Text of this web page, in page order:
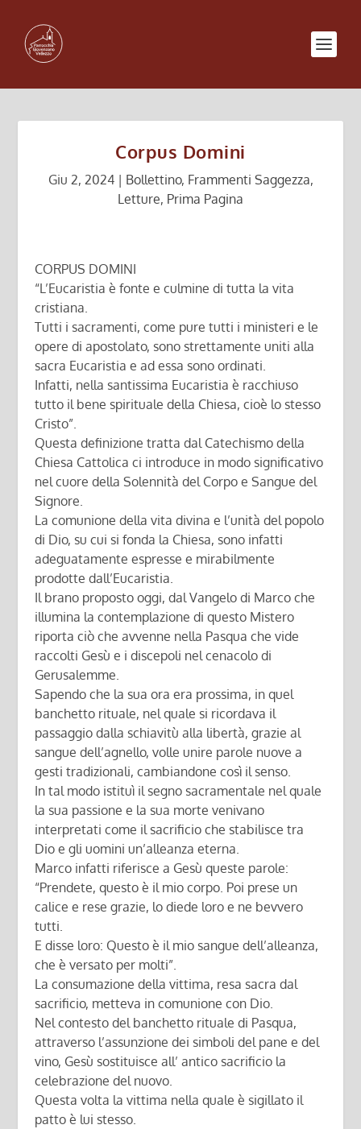
Corpus Domini
Giu 2, 2024| Bollettino, Frammenti Saggezza,
Letture, Prima Pagina
CORPUS DOMINI
“L’Eucaristia è fonte e culmine di tutta la vita
cristiana.
Tutti i sacramenti, come pure tutti i ministeri e le
opere di apostolato, sono strettamente uniti alla
sacra Eucaristia e ad essa sono ordinati.
Infatti, nella santissima Eucaristia è racchiuso
tutto il bene spirituale della Chiesa, cioè lo stesso
Cristo”.
Questa definizione tratta dal Catechismo della
Chiesa Cattolica ci introduce in modo significativo
nel cuore della Solennità del Corpo e Sangue del
Signore.
La comunione della vita divina e l’unità del popolo
di Dio, su cui si fonda la Chiesa, sono infatti
adeguatamente espresse e mirabilmente
prodotte dall’Eucaristia.
Il brano proposto oggi, dal Vangelo di Marco che
illumina la contemplazione di questo Mistero
riporta ciò che avvenne nella Pasqua che vide
raccolti Gesù e i discepoli nel cenacolo di
Gerusalemme.
Sapendo che la sua ora era prossima, in quel
banchetto rituale, nel quale si ricordava il
passaggio dalla schiavitù alla libertà, grazie al
sangue dell’agnello, volle unire parole nuove a
gesti tradizionali, cambiandone così il senso.
In tal modo istituì il segno sacramentale nel quale
la sua passione e la sua morte venivano
interpretati come il sacrificio che stabilisce tra
Dio e gli uomini un’alleanza eterna.
Marco infatti riferisce a Gesù queste parole:
“Prendete, questo è il mio corpo. Poi prese un
calice e rese grazie, lo diede loro e ne bevvero
tutti.
E disse loro: Questo è il mio sangue dell’alleanza,
che è versato per molti”.
La consumazione della vittima, resa sacra dal
sacrificio, metteva in comunione con Dio.
Nel contesto del banchetto rituale di Pasqua,
attraverso l’assunzione dei simboli del pane e del
vino, Gesù sostituisce all’ antico sacrificio la
celebrazione del nuovo.
Questa volta la vittima nella quale è sigillato il
patto è lui stesso.